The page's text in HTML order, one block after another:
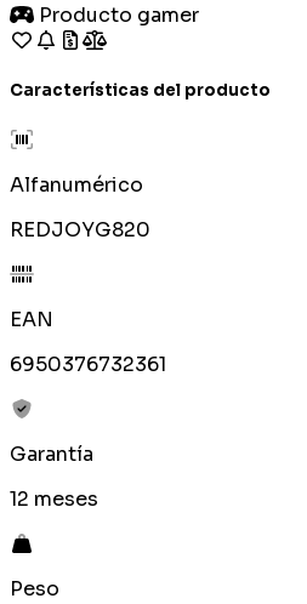
Producto gamer
Características del producto
Alfanumérico
REDJOYG820
EAN
6950376732361
Garantía
12 meses
Peso